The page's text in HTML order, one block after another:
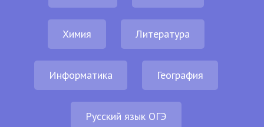
Химия Литература
Информатика География
Русский язык ОГЭ